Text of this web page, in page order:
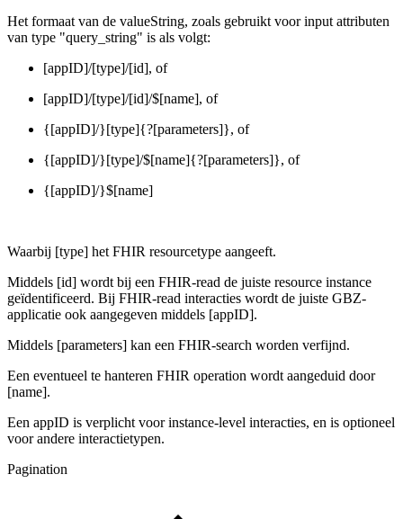
Het formaat van de valueString, zoals gebruikt voor input attributen
van type "query_string" is als volgt:
[appID]/[type]/[id], of
[appID]/[type]/[id]/$[name], of
{[appID]/}[type]{?[parameters]}, of
{[appID]/}[type]/$[name]{?[parameters]}, of
{[appID]/}$[name]
Waarbij [type] het FHIR resourcetype aangeeft.
Middels [id] wordt bij een FHIR-read de juiste resource instance
geïdentificeerd. Bij FHIR-read interacties wordt de juiste GBZ-
applicatie ook aangegeven middels [appID].
Middels [parameters] kan een FHIR-search worden verfijnd.
Een eventueel te hanteren FHIR operation wordt aangeduid door
[name].
Een appID is verplicht voor instance-level interacties, en is optioneel
voor andere interactietypen.
Pagination